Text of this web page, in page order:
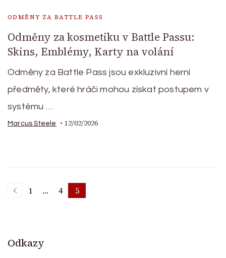
ODMĚNY ZA BATTLE PASS
Odměny za kosmetiku v Battle Passu:
Skins, Emblémy, Karty na volání
Odměny za Battle Pass jsou exkluzivní herní
předměty, které hráči mohou získat postupem v
systému …
Marcus Steele 12/02/2026
Posts
Page
1 … Page
4 Page
5
Odkazy